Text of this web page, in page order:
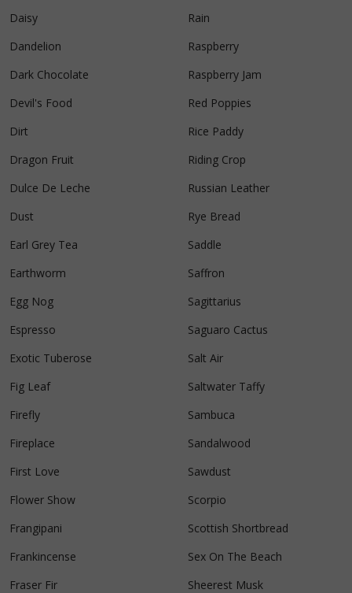
Daisy
Dandelion
Dark Chocolate
Devil's Food
Dirt
Dragon Fruit
Dulce De Leche
Dust
Earl Grey Tea
Earthworm
Egg Nog
Espresso
Exotic Tuberose
Fig Leaf
Firefly
Fireplace
First Love
Flower Show
Frangipani
Frankincense
Fraser Fir
Rain
Raspberry
Raspberry Jam
Red Poppies
Rice Paddy
Riding Crop
Russian Leather
Rye Bread
Saddle
Saffron
Sagittarius
Saguaro Cactus
Salt Air
Saltwater Taffy
Sambuca
Sandalwood
Sawdust
Scorpio
Scottish Shortbread
Sex On The Beach
Sheerest Musk